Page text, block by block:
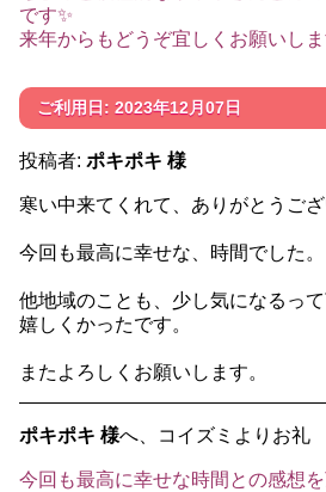
です✨
来年からもどうぞ宜しくお願いし
ご利用日: 2023年12月07日
投稿者: ポキポキ 様
寒い中来てくれて、ありがとうござ
今回も最高に幸せな、時間でした。
他地域のことも、少し気になるっ
嬉しくかったです。
またよろしくお願いします。
ポキポキ 様へ、コイズミよりお礼
今回も最高に幸せな時間との感想